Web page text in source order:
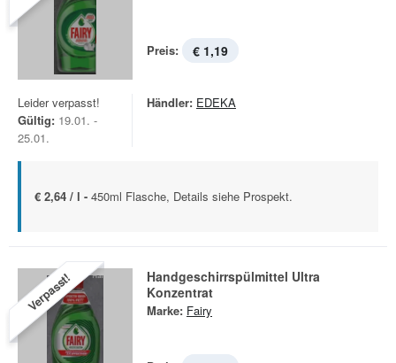
Preis: € 1,19
Leider verpasst!
Gültig: 19.01. -
25.01.
Händler: EDEKA
€ 2,64 / l - 450ml Flasche, Details siehe Prospekt.
Verpasst!
Handgeschirrspülmittel Ultra
Konzentrat
Marke: Fairy